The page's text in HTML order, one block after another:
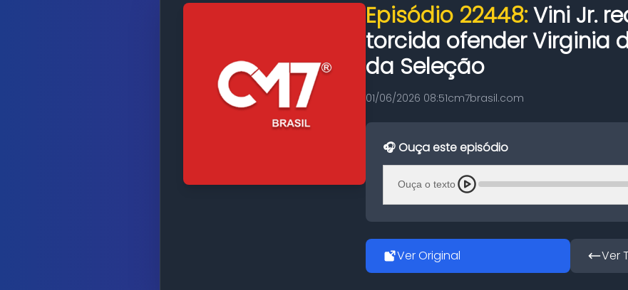
Episódio 22448:Vini Jr.
torcida ofender Virginia
da Seleção
01/06/2026 08:51cm7brasil.com
🎧 Ouça este episódio
Ouça o texto
Ver Original Ver